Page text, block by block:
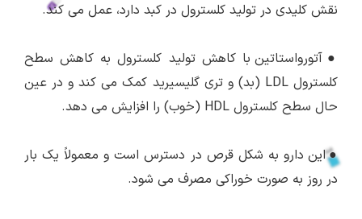
نقش کلیدی در تولید کلسترول در کبد دارد، عمل می کند.
●آتورواستاتین با کاهش تولید کلسترول به کاهش سطح
کلسترول LDL (بد) و تری گلیسیرید کمک می کند و در عین
حال سطح کلسترول HDL (خوب) را افزایش می دهد.
●این دارو به شکل قرص در دسترس است و معمولاً یک بار
در روز به صورت خوراکی مصرف می شود.